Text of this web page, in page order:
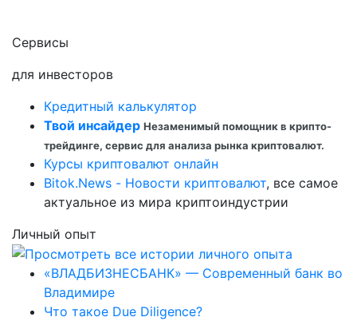
Сервисы
для инвесторов
Кредитный калькулятор
Твой инсайдер Незаменимый помощник в крипто-
трейдинге, сервис для анализа рынка криптовалют.
Курсы криптовалют онлайн
Bitok.News - Новости криптовалют, все самое
актуальное из мира криптоиндустрии
Личный опыт
«ВЛАДБИЗНЕСБАНК» — Современный банк во
Владимире
Что такое Due Diligence?